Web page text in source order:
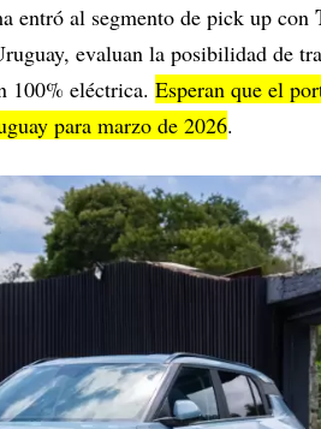
entró al segmento de pick up con
evaluan la posibilidad de
100% eléctrica. Esperan que el
para marzo de 2026.